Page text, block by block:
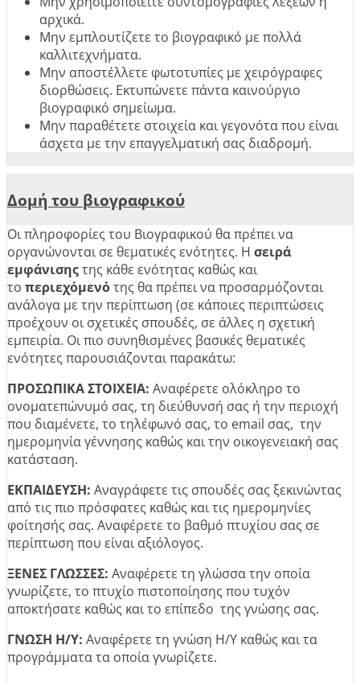
αρχικά.
Μην εμπλουτίζετε το βιογραφικό με πολλά
καλλιτεχνήματα.
Μην αποστέλλετε φωτοτυπίες με χειρόγραφες
διορθώσεις. Εκτυπώνετε πάντα καινούργιο
βιογραφικό σημείωμα.
Μην παραθέτετε στοιχεία και γεγονότα που είναι
άσχετα με την επαγγελματική σας διαδρομή.
Δομή του βιογραφικού
Οι πληροφορίες του Βιογραφικού θα πρέπει να
οργανώνονται σε θεματικές ενότητες. Η σειρά
εμφάνισηςτης κάθε ενότητας καθώς και
το περιεχόμενότης θα πρέπει να προσαρμόζονται
ανάλογα με την περίπτωση (σε κάποιες περιπτώσεις
προέχουν οι σχετικές σπουδές, σε άλλες η σχετική
εμπειρία. Οι πιο συνηθισμένες βασικές θεματικές
ενότητες παρουσιάζονται παρακάτω:
ΠΡΟΣΩΠΙΚΑ ΣΤΟΙΧΕΙΑ: Αναφέρετε ολόκληρο το
ονοματεπώνυμό σας, τη διεύθυνσή σας ή την περιοχή
που διαμένετε, το τηλέφωνό σας, το email σας, την
ημερομηνία γέννησης καθώς και την οικογενειακή σας
κατάσταση.
ΕΚΠΑΙΔΕΥΣΗ: Αναγράφετε τις σπουδές σας ξεκινώντας
από τις πιο πρόσφατες καθώς και τις ημερομηνίες
φοίτησής σας. Αναφέρετε το βαθμό πτυχίου σας σε
περίπτωση που είναι αξιόλογος.
ΞΕΝΕΣ ΓΛΩΣΣΕΣ: Αναφέρετε τη γλώσσα την οποία
γνωρίζετε, το πτυχίο πιστοποίησης που τυχόν
αποκτήσατε καθώς και το επίπεδο της γνώσης σας.
ΓΝΩΣΗ Η/Υ: Αναφέρετε τη γνώση Η/Υ καθώς και τα
προγράμματα τα οποία γνωρίζετε.